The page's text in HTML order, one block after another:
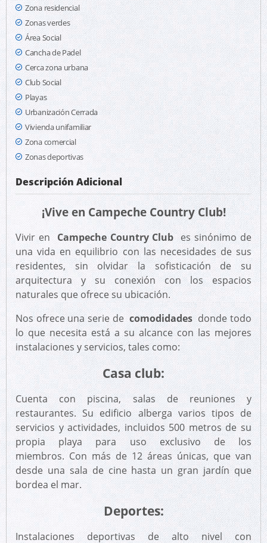
Zona residencial
Zonas verdes
Área Social
Cancha de Padel
Cerca zona urbana
Club Social
Playas
Urbanización Cerrada
Vivienda unifamiliar
Zona comercial
Zonas deportivas
Descripción Adicional
¡Vive en Campeche Country Club!
Vivir en Campeche Country Clubes sinónimo de
una vida en equilibrio con las necesidades de sus
residentes, sin olvidar la sofisticación de su
arquitectura y su conexión con los espacios
naturales que ofrece su ubicación.
Nos ofrece una serie decomodidadesdonde todo
lo que necesita está a su alcance con las mejores
instalaciones y servicios, tales como:
Casa club:
Cuenta con piscina, salas de reuniones y
restaurantes. Su edificio alberga varios tipos de
servicios y actividades, incluidos 500 metros de su
propia playa para uso exclusivo de los
miembros. Con más de 12 áreas únicas, que van
desde una sala de cine hasta un gran jardín que
bordea el mar.
Deportes:
Instalaciones deportivas de alto nivel con